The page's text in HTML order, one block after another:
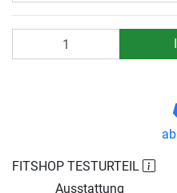
FITSHOP TESTURTEIL
Ausstattung
ab